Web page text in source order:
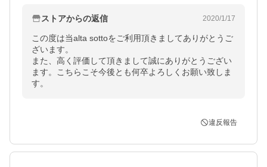
ストアからの返信 2020/1/17
この度は当alta sottoをご利用頂きましてありがとうご
ざいます。
また、高く評価して頂きまして誠にありがとうござい
ます。こちらこそ今後とも何卒よろしくお願い致しま
す。
違反報告